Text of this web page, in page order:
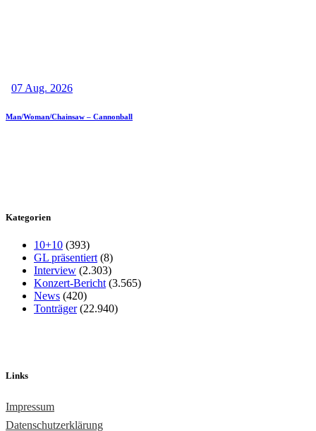
07 Aug. 2026
Man/Woman/Chainsaw – Cannonball
Kategorien
10+10 (393)
GL präsentiert (8)
Interview (2.303)
Konzert-Bericht (3.565)
News (420)
Tonträger(22.940)
Links
Impressum
Datenschutzerklärung